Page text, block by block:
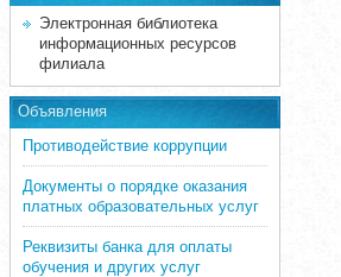
Электронная библиотека
информационных ресурсов
филиала
Объявления
Противодействие коррупции
Документы о порядке оказания
платных образовательных услуг
Реквизиты банка для оплаты
обучения и других услуг